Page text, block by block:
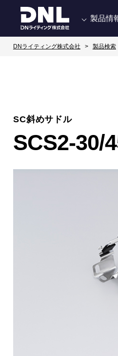
製品情
DNライティング株式会社 製品検索
SC斜めサドル
SCS2-30/